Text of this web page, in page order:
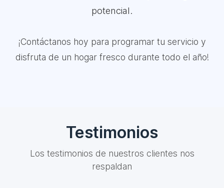
potencial.
¡Contáctanos hoy para programar tu servicio y
disfruta de un hogar fresco durante todo el año!
Testimonios
Los testimonios de nuestros clientes nos
respaldan